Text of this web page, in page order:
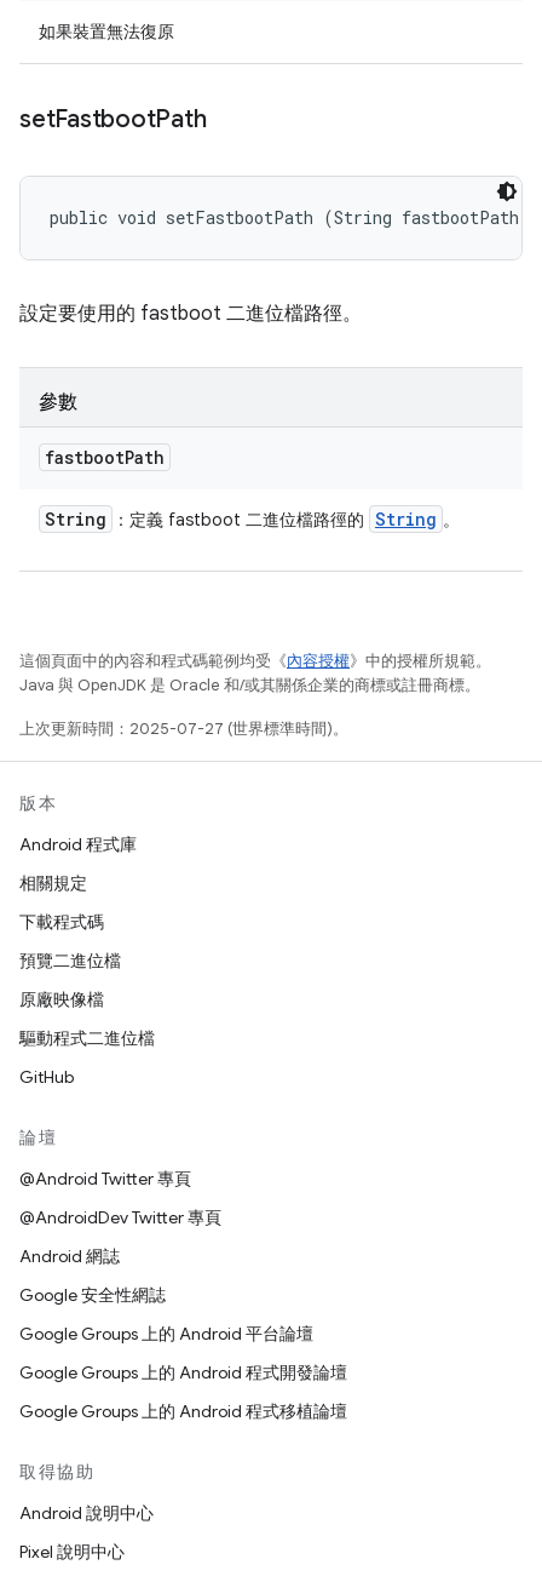
如果裝置無法復原
setFastbootPath
public void setFastbootPath (String fastbootPath)
設定要使用的 fastboot 二進位檔路徑。
參數
fastbootPath
String ：定義 fastboot 二進位檔路徑的 String 。
這個頁面中的內容和程式碼範例均受《內容授權》中的授權所規範。
Java 與 OpenJDK 是 Oracle 和/或其關係企業的商標或註冊商標。
上次更新時間：2025-07-27 (世界標準時間)。
版本
Android 程式庫
相關規定
下載程式碼
預覽二進位檔
原廠映像檔
驅動程式二進位檔
GitHub
論壇
@Android Twitter 專頁
@AndroidDev Twitter 專頁
Android 網誌
Google 安全性網誌
Google Groups 上的 Android 平台論壇
Google Groups 上的 Android 程式開發論壇
Google Groups 上的 Android 程式移植論壇
取得協助
Android 說明中心
Pixel 說明中心